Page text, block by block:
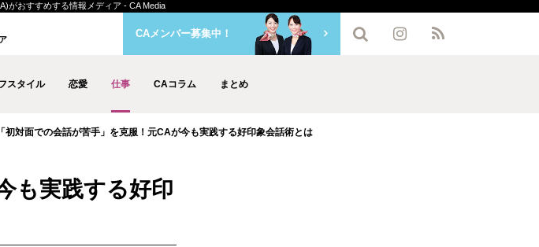
がおすすめする情報メディア - CA Media
スタイル 恋愛 仕事 CAコラム まとめ
CAメンバー募集中！
「初対面での会話が苦手」を克服！元CAが今も実践する好印象会話術とは
も実践する好印